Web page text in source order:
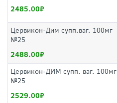
2485.00
Цервикон-Дим супп.ваг. 100мг
№25
2488.00
Цервикон-ДИМ супп. ваг. 100мг
№25
2529.00